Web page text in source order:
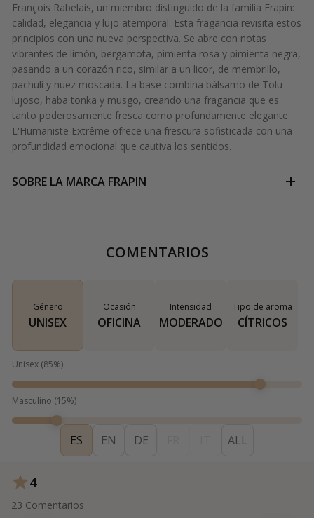
François Rabelais, un miembro distinguido de la familia Frapin:
calidad, elegancia y lujo atemporal. Esta fragancia revisita estos
principios con una nueva perspectiva. Se abre con notas
vibrantes de limón, bergamota, pimienta rosa y pimienta negra,
pasando a un corazón rico, similar a un licor, de membrillo,
pachulí y nuez moscada. La base combina bálsamo de Tolu
lujoso, haba tonka y musgo, creando una fragancia que es
tanto poderosamente fresca como profundamente elegante.
L'Humaniste Extrême ofrece una frescura sofisticada con una
profundidad emocional que cautiva los sentidos.
SOBRE LA MARCA FRAPIN
COMENTARIOS
Género
UNISEX
Ocasión
OFICINA
Intensidad
MODERADO
Tipo de aroma
CÍTRICOS
Unisex (85%)
Masculino (15%)
ES EN DE ALL
4
23 Comentarios